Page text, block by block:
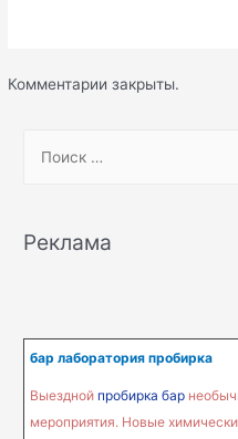
Комментарии закрыты.
r
o
Реклама
бар лаборатория пробирка
Выездной пробирка бар
мероприятия. Новые